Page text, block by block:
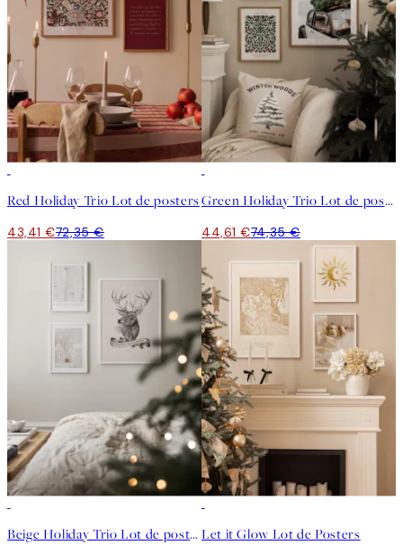
Red Holiday Trio Lot de posters
43,41 €72,35 €
Green Holiday Trio Lot de posters
44,61 €74,35 €
Beige Holiday Trio Lot de posters Let it Glow Lot de Posters